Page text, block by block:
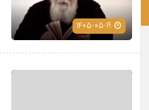
صفحه نخست آکادمی علمی